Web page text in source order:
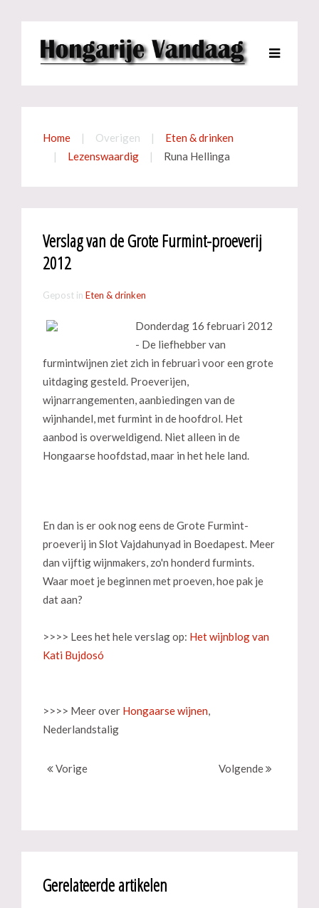
Home Overigen
Eten & drinken
Lezenswaardig
Runa Hellinga
Verslag van de Grote Furmint-proeverij
2012
Gepost in Eten & drinken
Donderdag 16 februari 2012
- De liefhebber van
furmintwijnen ziet zich in februari voor een grote
uitdaging gesteld. Proeverijen,
wijnarrangementen, aanbiedingen van de
wijnhandel, met furmint in de hoofdrol. Het
aanbod is overweldigend. Niet alleen in de
Hongaarse hoofdstad, maar in het hele land.
En dan is er ook nog eens de Grote Furmint-
proeverij in Slot Vajdahunyad in Boedapest. Meer
dan vijftig wijnmakers, zo'n honderd furmints.
Waar moet je beginnen met proeven, hoe pak je
dat aan?
>>>> Lees het hele verslag op: Het wijnblog van
Kati Bujdosó
>>>> Meer over Hongaarse wijnen,
Nederlandstalig
Vorige Volgende
Gerelateerde artikelen